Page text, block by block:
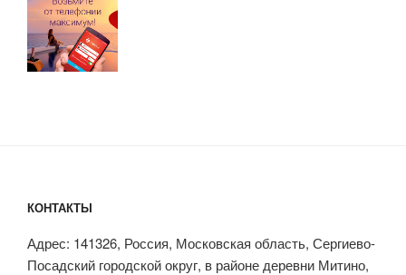
КОНТАКТЫ
Адрес: 141326, Россия, Московская область, Сергиево-
Посадский городской округ, в районе деревни Митино,